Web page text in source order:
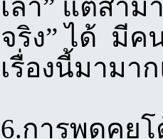
เล่า” แต่สาม
จริง” ได้ มีค
เรื่องนี้มามา
6.การพูดคุย